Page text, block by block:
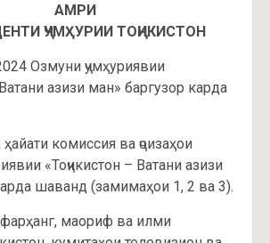
АМРИ
ҶУМҲУРИИ ТОҶИКИСТОН
Озмуни ҷумҳуриявии
азизи ман» баргузор карда
комиссия ва ҷоизаҳои
«Тоҷикистон – Ватани азизи
шаванд (замимаҳои 1, 2 ва 3).
маориф ва илми